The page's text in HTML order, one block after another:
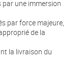
par une immersion
par force majeure,
de la
la livraison du